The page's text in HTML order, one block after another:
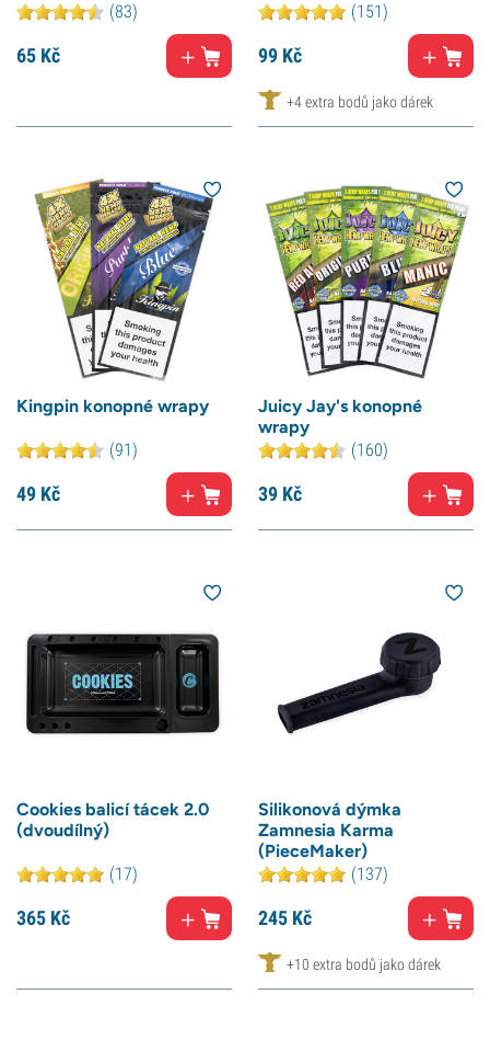
(83)
65 Kč
(151)
99 Kč
+4 extra bodů jako dárek
Kingpin konopné wrapy
(91)
49 Kč
Juicy Jay's konopné
wrapy
(160)
39 Kč
Cookies balicí tácek 2.0
(dvoudílný)
(17)
365 Kč
Silikonová dýmka
Zamnesia Karma
(PieceMaker)
(137)
245 Kč
+10 extra bodů jako dárek